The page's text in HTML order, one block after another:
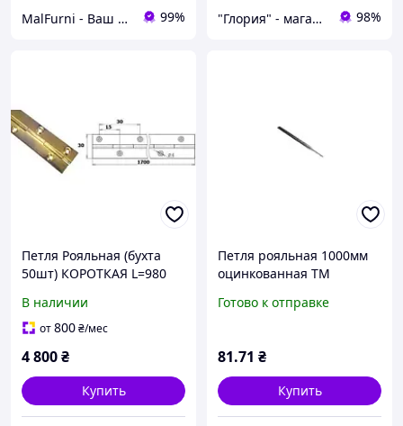
MalFurni - Ваш надійний партнер з меблевої та дверної фурнітури 99% "Глория" - магазин мебельной фурнитури 98%
Петля Рояльная (бухта
50шт) КОРОТКАЯ L=980
В наличии
от800₴/мес
4 800₴
Купить
Петля рояльная 1000мм
оцинкованная ТМ
Готово к отправке
81.71 ₴
Купить